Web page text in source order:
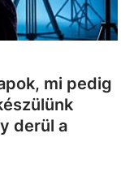
mi pedig
derül a